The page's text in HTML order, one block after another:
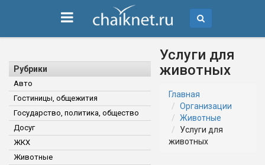
Рубрики
Авто
Гостиницы, общежития
Государство, политика, общество
Досуг
ЖКХ
Животные
Услуги для
животных
Главная
Организации
Животные
Услуги для
животных